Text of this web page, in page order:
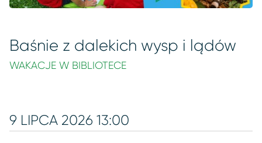
Baśnie z dalekich wysp i lądów
WAKACJE W BIBLIOTECE
9 LIPCA 2026 13:00